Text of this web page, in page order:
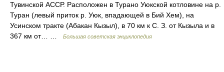
Тувинской АССР. Расположен в Турано Уюкской котловине на р.
Туран (левый приток р. Уюк, впадающей в Бий Хем), на
Усинском тракте (Абакан Кызыл), в 70 км к С. З. от Кызыла и в
367 км от… …
Большая советская энциклопедия